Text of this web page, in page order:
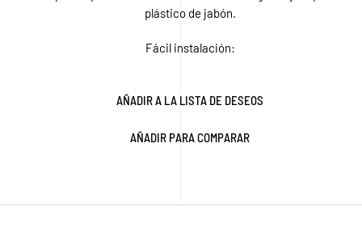
plástico de jabón.
Fácil instalación:
AÑADIR A LA LISTA DE DESEOS
AÑADIR PARA COMPARAR